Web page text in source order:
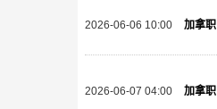
2026-06-06 10:00 加拿职
2026-06-07 04:00 加拿职